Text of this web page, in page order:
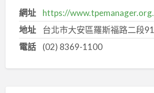
網址
https://
地址
台北市大安區羅斯福路二段
電話
(02) 8369-1100